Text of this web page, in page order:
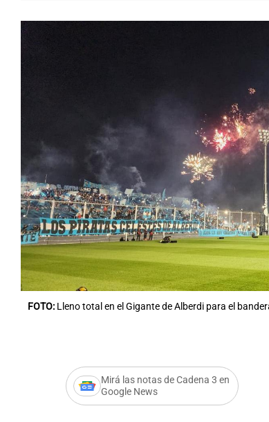
FOTO: Lleno total en el Gigante de Alberdi para el
Mirá las notas de Cadena 3 en
Google News